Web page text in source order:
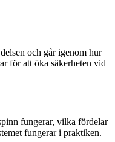
och går igenom hur
för att öka säkerheten vid
fungerar, vilka fördelar
fungerar i praktiken.